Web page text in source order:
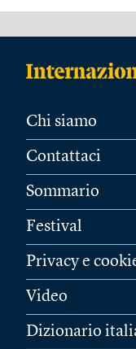
Chi siamo
Contattaci
Sommario
Festival
Privacy e
Video
Dizionario